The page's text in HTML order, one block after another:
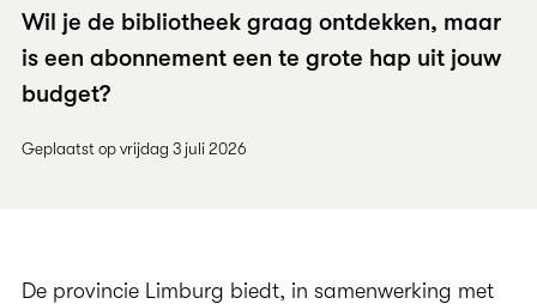
Wil je de bibliotheek graag ontdekken, maar
is een abonnement een te grote hap uit jouw
budget?
Geplaatst op vrijdag 3 juli 2026
De provincie Limburg biedt, in samenwerking met